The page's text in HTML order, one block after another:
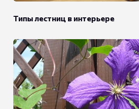
Типы лестниц в интерьере